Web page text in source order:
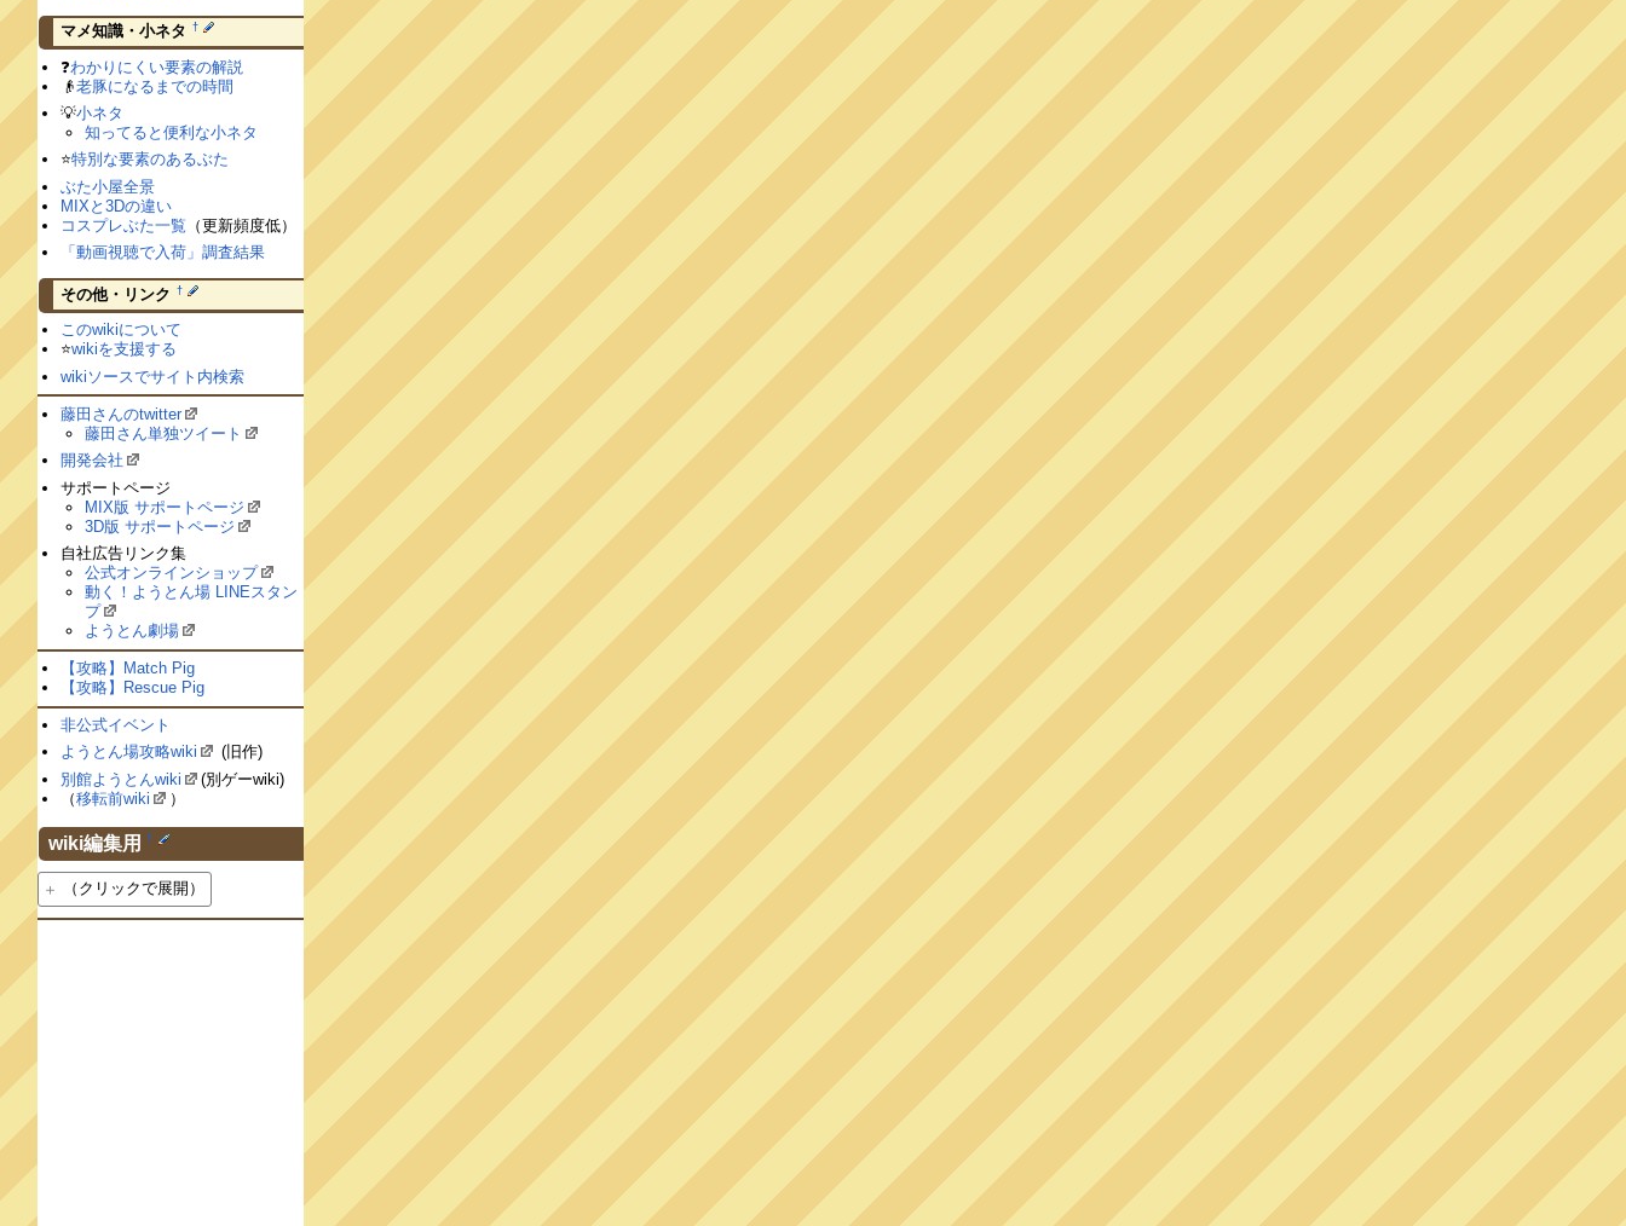
マメ知識・小ネタ †
❓わかりにくい要素の解説
👴老豚になるまでの時間
💡小ネタ
知ってると便利な小ネタ
⭐️特別な要素のあるぶた
ぶた小屋全景
MIXと3Dの違い
コスプレぶた一覧 （更新頻度低）
「動画視聴で入荷」調査結果
その他・リンク †
このwikiについて
⭐️wikiを支援する
wikiソースでサイト内検索
藤田さんのtwitter
藤田さん単独ツイート
開発会社
サポートページ
MIX版 サポートページ
3D版 サポートページ
自社広告リンク集
公式オンラインショップ
動く！ようとん場 LINEスタン
プ
ようとん劇場
【攻略】Match Pig
【攻略】Rescue Pig
非公式イベント
ようとん場攻略wiki
(旧作)
別館ようとんwiki
(別ゲーwiki)
（移転前wiki ）
wiki編集用 †
（クリックで展開）